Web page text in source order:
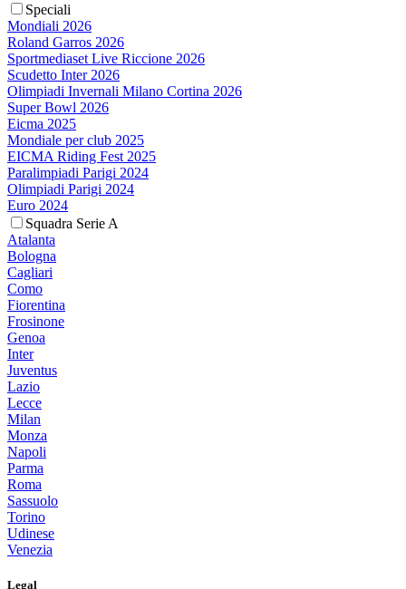
Speciali
Mondiali 2026
Roland Garros 2026
Sportmediaset Live Riccione 2026
Scudetto Inter 2026
Olimpiadi Invernali Milano Cortina 2026
Super Bowl 2026
Eicma 2025
Mondiale per club 2025
EICMA Riding Fest 2025
Paralimpiadi Parigi 2024
Olimpiadi Parigi 2024
Euro 2024
Squadra Serie A
Atalanta
Bologna
Cagliari
Como
Fiorentina
Frosinone
Genoa
Inter
Juventus
Lazio
Lecce
Milan
Monza
Napoli
Parma
Roma
Sassuolo
Torino
Udinese
Venezia
Legal